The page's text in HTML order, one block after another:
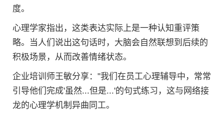
度。
心理学家指出，这类表达实际上是一种认知重评策
略。当人们说出这句话时，大脑会自然联想到后续的
积极场景，从而改善情绪状态。
企业培训师王敏分享："我们在员工心理辅导中，常常
引导他们完成'虽然...但是...'的句式练习，这与网络接
龙的心理学机制异曲同工。